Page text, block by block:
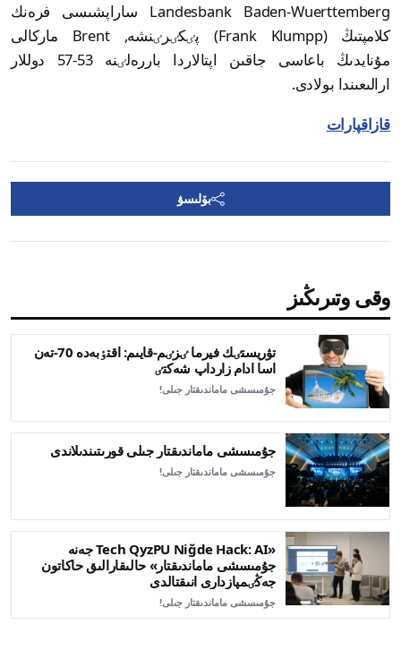
Landesbank Baden-Wuerttemberg ساراپشىسى فرەنك
كلامپتىڭ (Frank Klumpp) پٸكٸرٸنشە, Brent ماركالى
مۇنايدىڭ باعاسى جاقىن اپتالاردا باررەلٸنە 53-57 دوللار
ارالىعىندا بولادى.
قازاقپارات
بۆلىسۋ
وقى وتىرىڭىز
تۋريستٸك فيرما ٸزٸم-قايىم: اقتٶبەدە 70-تەن
اسا ادام زارداپ شەكتٸ
جۇمىسشى ماماندىقتار جىلى!
جۇمىسشى ماماندىقتار جىلى قورىتىندىلاندى
جۇمىسشى ماماندىقتار جىلى!
«Tech QyzPU Niğde Hack: AI جەنە
جۇمىسشى ماماندىقتار» حالىقارالىق حاكاتون
جەڭٸمپازدارى انىقتالدى
جۇمىسشى ماماندىقتار جىلى!